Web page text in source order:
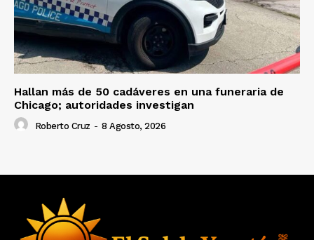
Hallan más de 50 cadáveres en una funeraria de
Chicago; autoridades investigan
Roberto Cruz - 8 Agosto, 2026